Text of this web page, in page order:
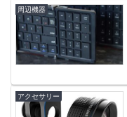
周辺機器
アクセサリー